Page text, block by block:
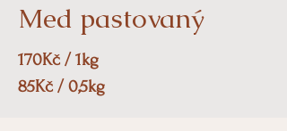
Med pastovaný
170Kč / 1kg
85Kč / 0,5kg